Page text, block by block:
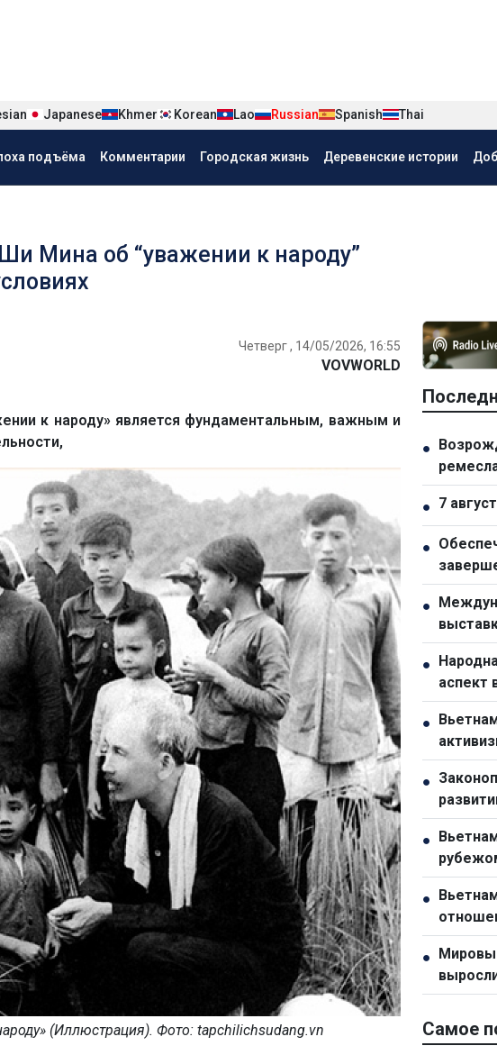
Nga
Japanese Khmer Korean Lao Russian Spanish Thai
подъёма Комментарии Городская жизнь Деревенские истории
Мина об “уважении к народу”
Четверг , 14/05/2026, 16:55
VOVWORLD
к народу» является фундаментальным, важным и
(Иллюстрация). Фото: tapchilichsudang.vn
●
народа
● 7
●
АТЭС-
●
станет
всю
●
аспект
●
●
города
●
●
фазу
●
Самое